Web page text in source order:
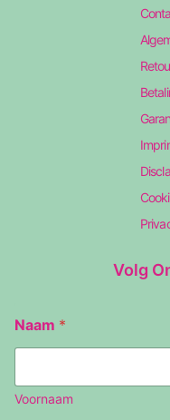
Volg
m
a
l
N
Naam *
Voornaam